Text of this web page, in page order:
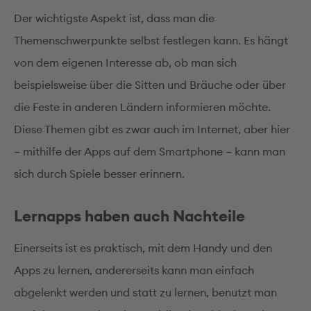
Der wichtigste Aspekt ist, dass man die
Themenschwerpunkte selbst festlegen kann. Es hängt
von dem eigenen Interesse ab, ob man sich
beispielsweise über die Sitten und Bräuche oder über
die Feste in anderen Ländern informieren möchte.
Diese Themen gibt es zwar auch im Internet, aber hier
– mithilfe der Apps auf dem Smartphone – kann man
sich durch Spiele besser erinnern.
Lernapps haben auch Nachteile
Einerseits ist es praktisch, mit dem Handy und den
Apps zu lernen, andererseits kann man einfach
abgelenkt werden und statt zu lernen, benutzt man